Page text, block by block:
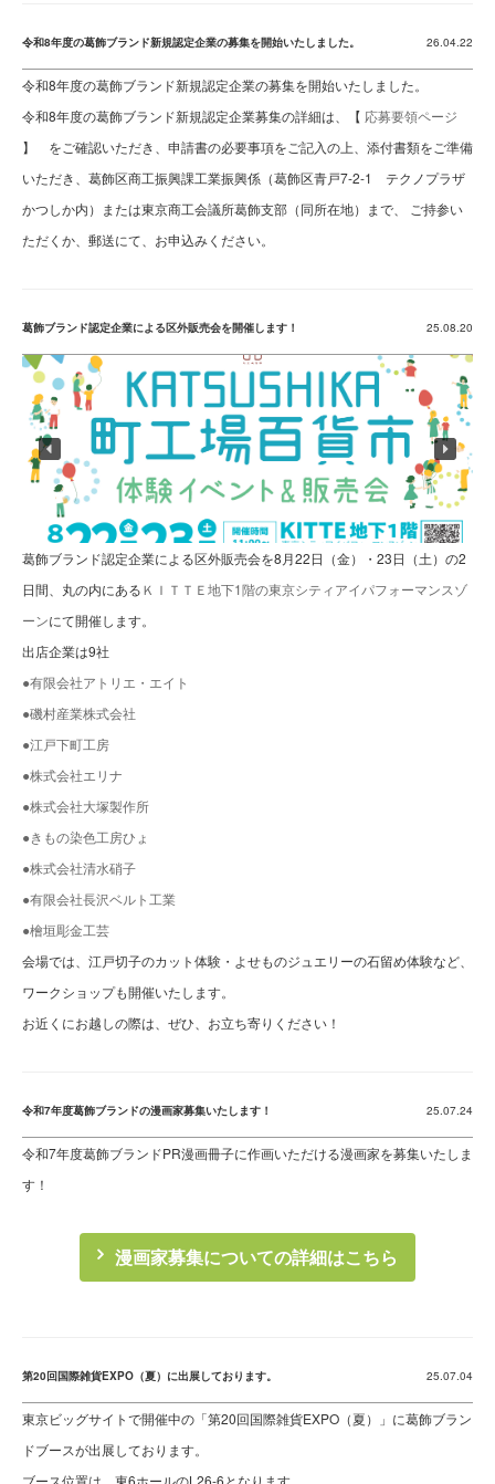
令和8年度の葛飾ブランド新規認定企業の募集を開始いたしました。 26.04.22
令和8年度の葛飾ブランド新規認定企業の募集を開始いたしました。
令和8年度の葛飾ブランド新規認定企業募集の詳細は、【 応募要領ページ
】 をご確認いただき、申請書の必要事項をご記入の上、添付書類をご準備
いただき、葛飾区商工振興課工業振興係（葛飾区青戸7-2-1 テクノプラザ
かつしか内）または東京商工会議所葛飾支部（同所在地）まで、 ご持参い
ただくか、郵送にて、お申込みください。
葛飾ブランド認定企業による区外販売会を開催します！ 25.08.20
葛飾ブランド認定企業による区外販売会を8月22日（金）・23日（土）の2
日間、丸の内にあるＫＩＴＴＥ地下1階の東京シティアイパフォーマンスゾ
ーンにて開催します。
出店企業は9社
●有限会社アトリエ・エイト
●磯村産業株式会社
●江戸下町工房
●株式会社エリナ
●株式会社大塚製作所
●きもの染色工房ひょ
●株式会社清水硝子
●有限会社長沢ベルト工業
●檜垣彫金工芸
会場では、江戸切子のカット体験・よせものジュエリーの石留め体験など、
ワークショップも開催いたします。
お近くにお越しの際は、ぜひ、お立ち寄りください！
令和7年度葛飾ブランドの漫画家募集いたします！ 25.07.24
令和7年度葛飾ブランドPR漫画冊子に作画いただける漫画家を募集いたしま
す！
漫画家募集についての詳細はこちら
第20回国際雑貨EXPO（夏）に出展しております。 25.07.04
東京ビッグサイトで開催中の「第20回国際雑貨EXPO（夏）」に葛飾ブラン
ドブースが出展しております。
ブース位置は、東6ホールのL26-6となります。